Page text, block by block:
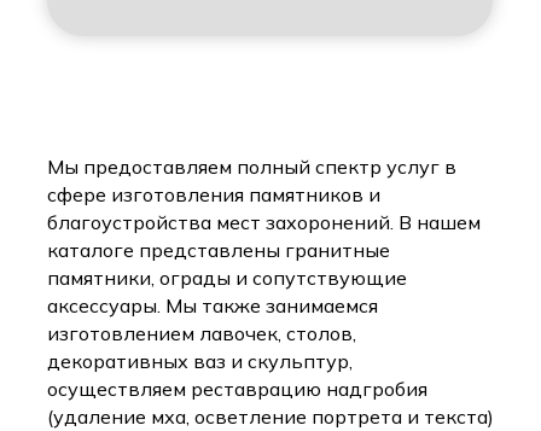
Мы предоставляем полный спектр услуг в
сфере изготовления памятников и
благоустройства мест захоронений. В нашем
каталоге представлены гранитные
памятники, ограды и сопутствующие
аксессуары. Мы также занимаемся
изготовлением лавочек, столов,
декоративных ваз и скульптур,
осуществляем реставрацию надгробия
(удаление мха, осветление портрета и текста)